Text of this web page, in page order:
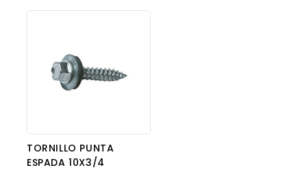
TORNILLO PUNTA
ESPADA 10X3/4